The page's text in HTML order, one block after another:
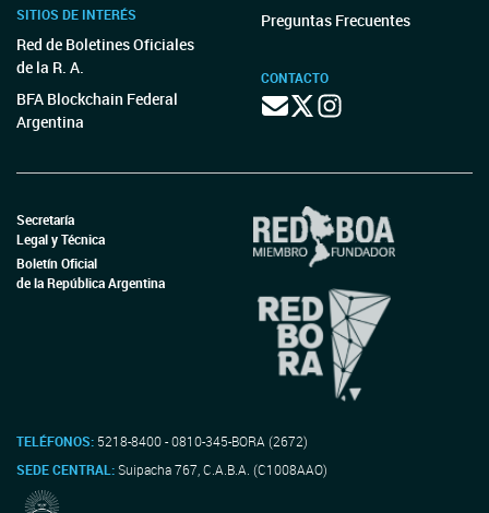
SITIOS DE INTERÉS
Red de Boletines Oficiales
de la R. A.
BFA Blockchain Federal
Argentina
Preguntas Frecuentes
CONTACTO
Secretaría
Legal y Técnica
Boletín Oficial
de la República Argentina
TELÉFONOS: 5218-8400 - 0810-345-BORA (2672)
SEDE CENTRAL:Suipacha 767, C.A.B.A. (C1008AAO)